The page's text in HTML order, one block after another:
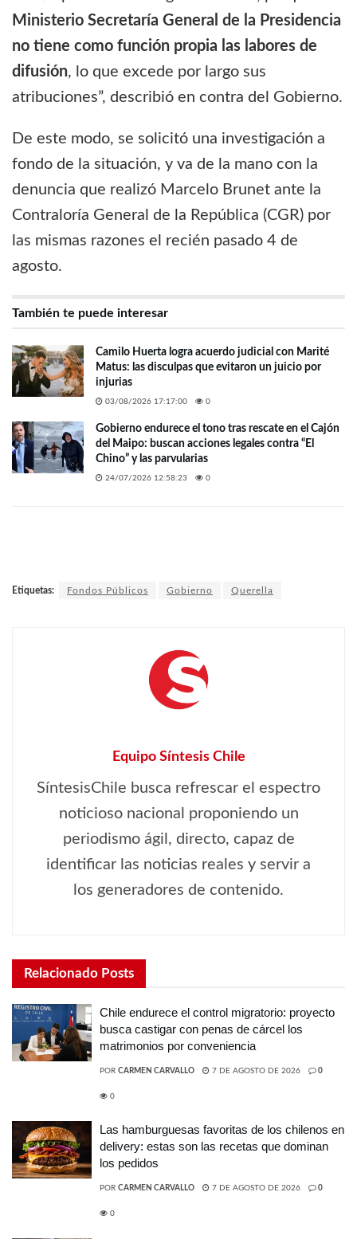
Ministerio Secretaría General de la Presidencia
no tiene como función propia las labores de
difusión, lo que excede por largo sus
atribuciones”, describió en contra del Gobierno.
De este modo, se solicitó una investigación a
fondo de la situación, y va de la mano con la
denuncia que realizó Marcelo Brunet ante la
Contraloría General de la República (CGR) por
las mismas razones el recién pasado 4 de
agosto.
También te puede interesar
Camilo Huerta logra acuerdo judicial con Marité
Matus: las disculpas que evitaron un juicio por
injurias
03/08/2026 17:17:00 0
Gobierno endurece el tono tras rescate en el Cajón
del Maipo: buscan acciones legales contra “El
Chino” y las parvularias
24/07/2026 12:58:23 0
Etiquetas: Fondos Públicos Gobierno Querella
Equipo Síntesis Chile
SíntesisChile busca refrescar el espectro
noticioso nacional proponiendo un
periodismo ágil, directo, capaz de
identificar las noticias reales y servir a
los generadores de contenido.
Relacionado Posts
Chile endurece el control migratorio: proyecto
busca castigar con penas de cárcel los
matrimonios por conveniencia
POR CARMEN CARVALLO 7 DE AGOSTO DE 2026 0
0
Las hamburguesas favoritas de los chilenos en
delivery: estas son las recetas que dominan
los pedidos
POR CARMEN CARVALLO 7 DE AGOSTO DE 2026 0
0